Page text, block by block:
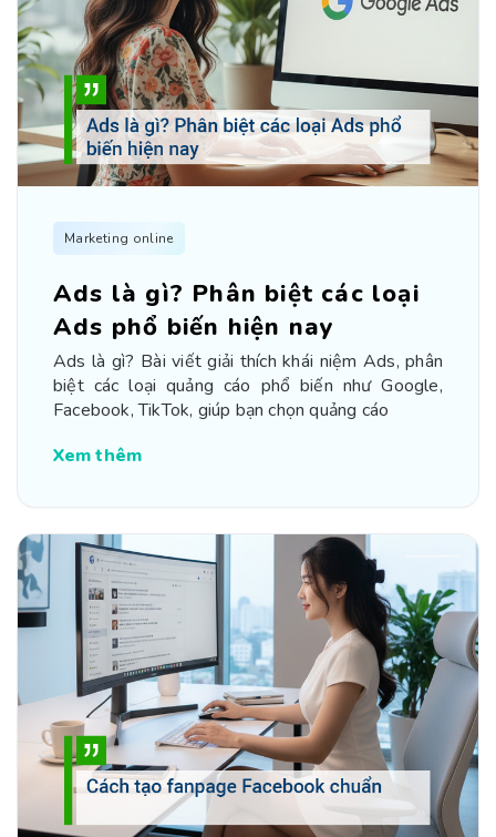
Marketing online
Ads là gì? Phân biệt các loại
Ads phổ biến hiện nay
Ads là gì? Bài viết giải thích khái niệm Ads, phân
biệt các loại quảng cáo phổ biến như Google,
Facebook, TikTok, giúp bạn chọn quảng cáo
Xem thêm